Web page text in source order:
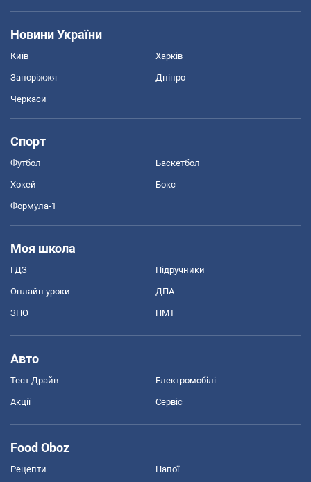
Новини України
Київ Харків
Запоріжжя Дніпро
Черкаси
Спорт
Футбол Баскетбол
Хокей Бокс
Формула-1
Моя школа
ГДЗ Підручники
Онлайн уроки ДПА
ЗНО НМТ
Авто
Тест Драйв Електромобілі
Акції Сервіс
Food Oboz
Рецепти Напої